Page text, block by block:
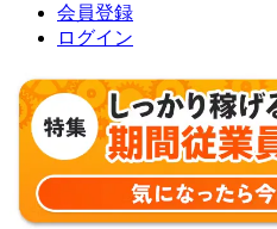
会員登録
ログイン